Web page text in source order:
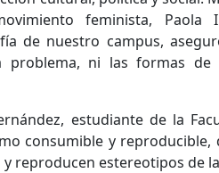
feminista, Paola
de nuestro campus,
problema, ni las formas de
estudiante de la
consumible y reproducible,
reproducen estereotipos de